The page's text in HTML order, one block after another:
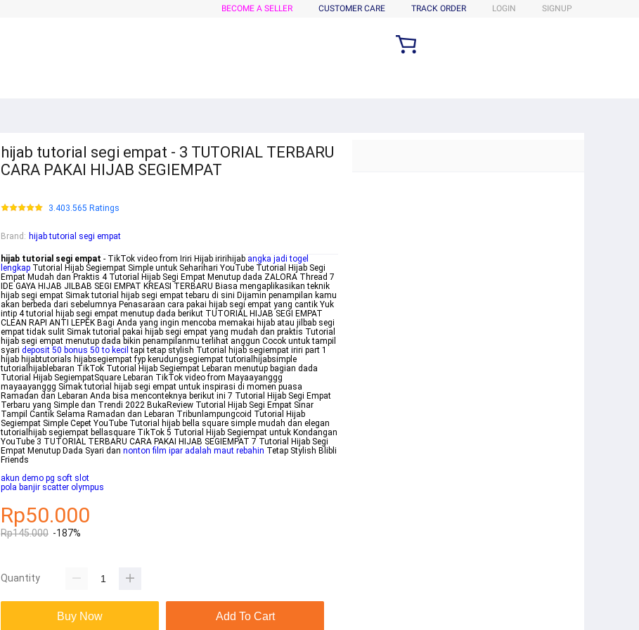
BECOME A SELLER CUSTOMER CARE TRACK ORDER LOGIN SIGNUP
hijab tutorial segi empat - 3 TUTORIAL TERBARU
CARA PAKAI HIJAB SEGIEMPAT
3.403.565 Ratings
Brand : hijab tutorial segi empat
hijab tutorial segi empat - TikTok video from Iriri Hijab iririhijab angka jadi togel
lengkap Tutorial Hijab Segiempat Simple untuk Seharihari YouTube Tutorial Hijab Segi
Empat Mudah dan Praktis 4 Tutorial Hijab Segi Empat Menutup dada ZALORA Thread 7
IDE GAYA HIJAB JILBAB SEGI EMPAT KREASI TERBARU Biasa mengaplikasikan teknik
hijab segi empat Simak tutorial hijab segi empat tebaru di sini Dijamin penampilan kamu
akan berbeda dari sebelumnya Penasaraan cara pakai hijab segi empat yang cantik Yuk
intip 4 tutorial hijab segi empat menutup dada berikut TUTORIAL HIJAB SEGI EMPAT
CLEAN RAPI ANTI LEPEK Bagi Anda yang ingin mencoba memakai hijab atau jilbab segi
empat tidak sulit Simak tutorial pakai hijab segi empat yang mudah dan praktis Tutorial
hijab segi empat menutup dada bikin penampilanmu terlihat anggun Cocok untuk tampil
syari deposit 50 bonus 50 to kecil tapi tetap stylish Tutorial hijab segiempat iriri part 1
hijab hijabtutorials hijabsegiempat fyp kerudungsegiempat tutorialhijabsimple
tutorialhijablebaran TikTok Tutorial Hijab Segiempat Lebaran menutup bagian dada
Tutorial Hijab SegiempatSquare Lebaran TikTok video from Mayaayanggg
mayaayanggg Simak tutorial hijab segi empat untuk inspirasi di momen puasa
Ramadan dan Lebaran Anda bisa menconteknya berikut ini 7 Tutorial Hijab Segi Empat
Terbaru yang Simple dan Trendi 2022 BukaReview Tutorial Hijab Segi Empat Sinar
Tampil Cantik Selama Ramadan dan Lebaran Tribunlampungcoid Tutorial Hijab
Segiempat Simple Cepet YouTube Tutorial hijab bella square simple mudah dan elegan
tutorialhijab segiempat bellasquare TikTok 5 Tutorial Hijab Segiempat untuk Kondangan
YouTube 3 TUTORIAL TERBARU CARA PAKAI HIJAB SEGIEMPAT 7 Tutorial Hijab Segi
Empat Menutup Dada Syari dan nonton film ipar adalah maut rebahin Tetap Stylish Blibli
Friends
akun demo pg soft slot
pola banjir scatter olympus
Rp50.000
Rp145.000 -187%
Quantity
Buy Now Add To Cart